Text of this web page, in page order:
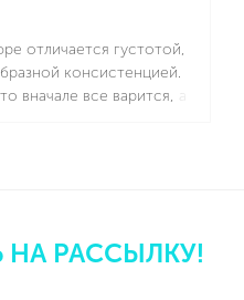
отличается густотой,
консистенцией.
вначале все варится, а
РАССЫЛКУ!